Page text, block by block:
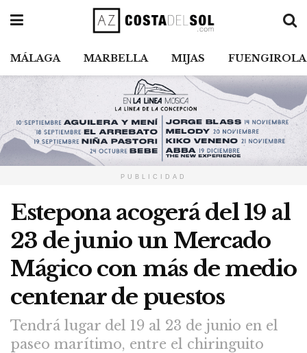
MÁLAGA MARBELLA MIJAS FUENGIROLA
PUBLICIDAD
Estepona acogerá del 19 al
23 de junio un Mercado
Mágico con más de medio
centenar de puestos
Tendrá lugar del 19 al 23 de junio en el
paseo marítimo, entre el chiringuito